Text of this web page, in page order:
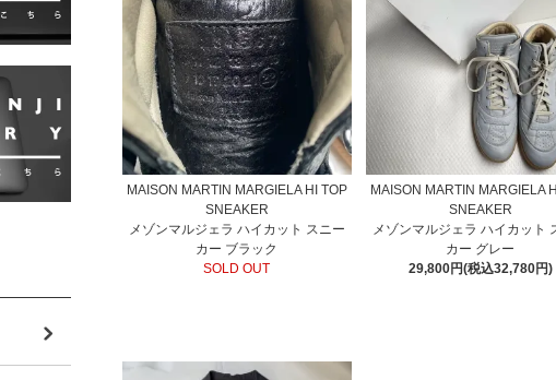
MAISON MARTIN MARGIELA HI TOP
SNEAKER
メゾンマルジェラ ハイカット スニー
カー ブラック
SOLD OUT
MAISON MARTIN MARGIELA
SNEAKER
メゾンマルジェラ ハイカット
カー グレー
29,800円(税込32,780円)